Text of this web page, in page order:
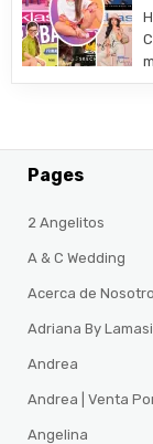
Pages
2 Angelitos
A & C Wedding
Acerca de
Adriana By
Andrea
Andrea | Venta
Angelina